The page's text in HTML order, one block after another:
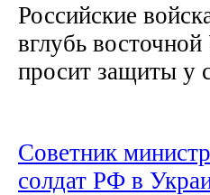
Российские
вглубь
просит защиты у
Советник
солдат РФ в